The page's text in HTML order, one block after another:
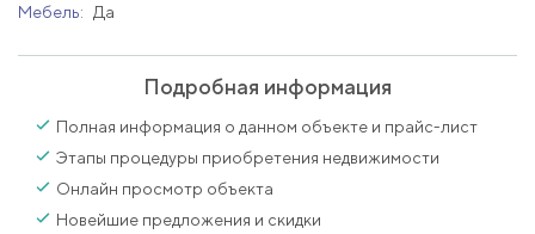
Мебель:
Да
Подробная информация
Полная информация о данном объекте и прайс-лист
Этапы процедуры приобретения недвижимости
Онлайн просмотр объекта
Новейшие предложения и скидки